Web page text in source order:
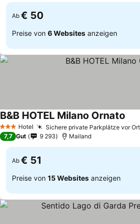
Ab € 50
Preise von 6 Websites anzeigen
3 SterneHotel Sichere private Parkplätze vor Ort
B&B HOTEL Milano Ornato
7,7 Gut 9 293 Mailand
Ab € 51
Preise von 15 Websites anzeigen